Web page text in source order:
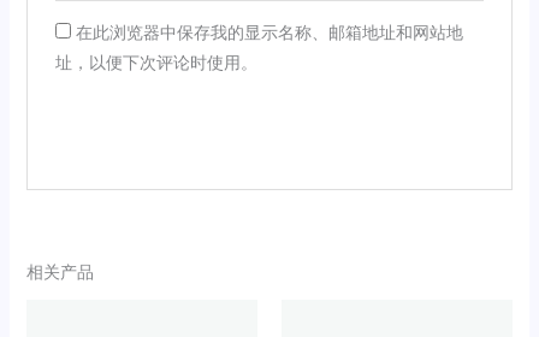
在此浏览器中保存我的显示名称、邮箱地址和网站地
址，以便下次评论时使用。
相关产品